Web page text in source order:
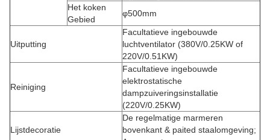
Het koken
Gebied
φ500mm
Uitputting
Facultatieve ingebouwde
luchtventilator (380V/0.25KW of
220V/0.51KW)
Reiniging
Facultatieve ingebouwde
elektrostatische
dampzuiveringsinstallatie
(220V/0.25KW)
Lijstdecoratie
De regelmatige marmeren
bovenkant & paited staalomgeving;